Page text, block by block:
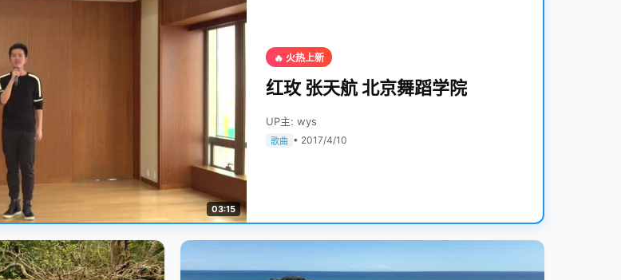
03:15
🔥 火热上新
红玫 张天航 北京舞蹈学院
UP主: wys
歌曲 • 2017/4/10